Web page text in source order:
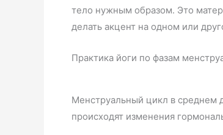
тело нужным образом. Это
делать акцент на одном или
Практика йоги по фазам
Менструальный цикл в среднем
происходят изменения